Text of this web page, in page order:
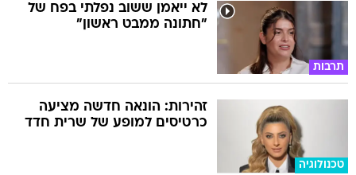
תרבות
לא ייאמן ששוב נפלתי בפח של
"חתונה ממבט ראשון"
טכנולוגיה
זהירות: הונאה חדשה מציעה
כרטיסים למופע של שרית חדד